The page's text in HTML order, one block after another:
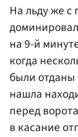
На льду же с
на 9-й
когда
были отданы
нашла
перед
в касание